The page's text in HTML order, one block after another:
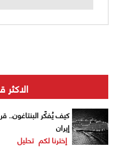
الاكثر
كيف يُفكّر البنتاغون..
إيران
إخترنا لكم تحليل